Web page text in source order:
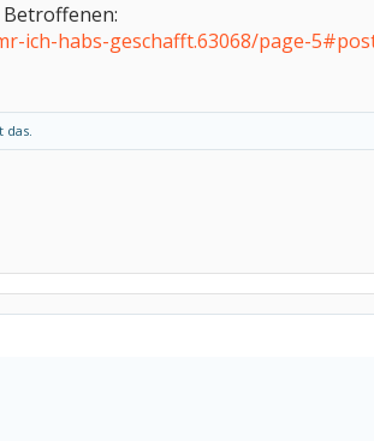
ich-habs-geschafft.63068/page-
das.